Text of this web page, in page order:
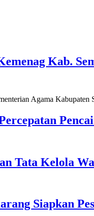
Kab.
Agama
Tata Kelola
Siapkan